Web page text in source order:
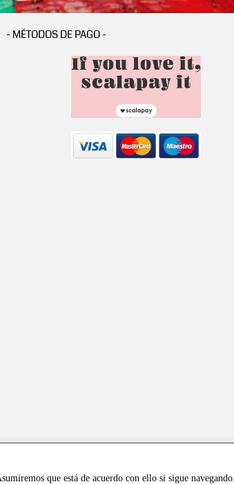
que está de acuerdo con ello si sigue navegando.
- MÉTODOS DE PAGO -